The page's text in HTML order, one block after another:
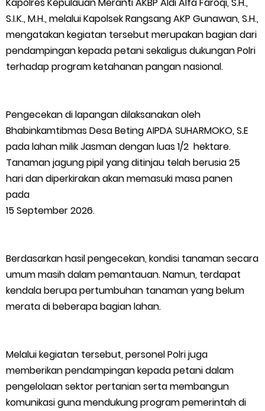
Warga Kecamatan Merbau dan Kecamatan Putri Puyu Tuntut
PLN: Hentikan Pemadaman dan Beri Kompensasi
FPMP.TB Bersama OPP Teluk Belitung, Dan Perwakilan
Melibur
Bupati Asmar Perkuat Sinergi dengan Danposal Selatpanjang,
Bahas Stabilitas Wilayah dan Pembangunan Meranti
HUT IBI Ke-75, Bupati Asmar: Bidan Garda Terdepan Wujudkan
Generasi Emas Indonesia 2045
Bupati Asmar Buka Peluang Kolaborasi Meranti–Melaka di
Bidang Ekonomi, Pendidikan, dan Pariwisata
Kapolres Kepulauan Meranti AKBP Aldi Alfa Faroqi, S.H.,
S.I.K., M.H., melalui Kapolsek Rangsang AKP Gunawan, S.H.,
mengatakan kegiatan tersebut merupakan bagian dari
pendampingan kepada petani sekaligus dukungan Polri
terhadap program ketahanan pangan nasional.
Pengecekan di lapangan dilaksanakan oleh
Bhabinkamtibmas Desa Beting AIPDA SUHARMOKO, S.E
pada lahan milik Jasman dengan luas 1/2 hektare.
Tanaman jagung pipil yang ditinjau telah berusia 25
hari dan diperkirakan akan memasuki masa panen
pada
15 September 2026.
Berdasarkan hasil pengecekan, kondisi tanaman secara
umum masih dalam pemantauan. Namun, terdapat
kendala berupa pertumbuhan tanaman yang belum
merata di beberapa bagian lahan.
Melalui kegiatan tersebut, personel Polri juga
memberikan pendampingan kepada petani dalam
pengelolaan sektor pertanian serta membangun
komunikasi guna mendukung program pemerintah di